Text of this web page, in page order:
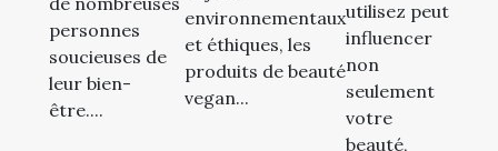
personnes
soucieuses de
leur bien-
être....
environnementaux
et éthiques, les
produits de beauté
vegan...
utilisez peut
influencer
non
seulement
votre
beauté,